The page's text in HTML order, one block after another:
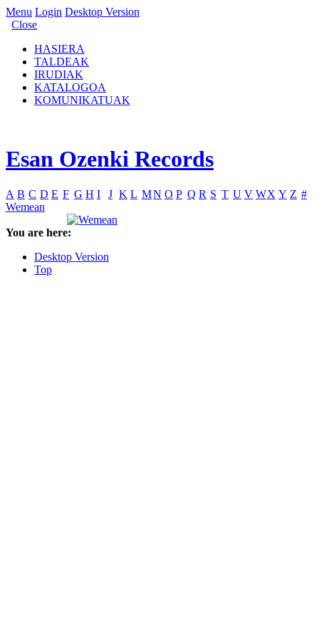
Menu Login Desktop Version
Close
HASIERA
TALDEAK
IRUDIAK
KATALOGOA
KOMUNIKATUAK
Esan Ozenki Records
A B C D E F G H I J K L MN O P Q R S T U V WX Y Z #
Wemean
You are here:
Desktop Version
Top